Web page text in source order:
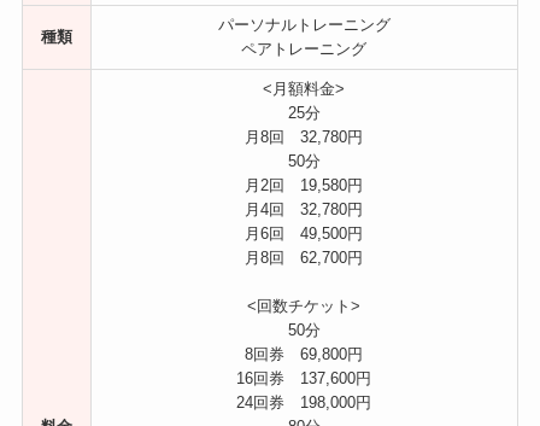
種類
パーソナルトレーニング
ペアトレーニング
<月額料金>
25分
月8回 32,780円
50分
月2回 19,580円
月4回 32,780円
月6回 49,500円
月8回 62,700円
<回数チケット>
50分
8回券 69,800円
16回券 137,600円
24回券 198,000円